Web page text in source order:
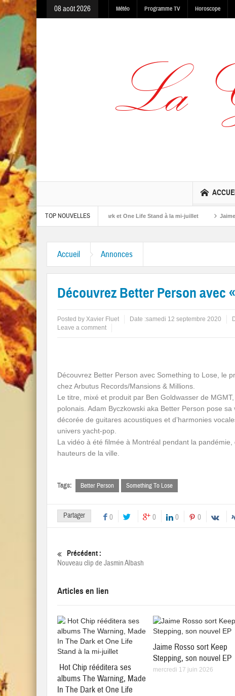
08 août 2026 Météo Programme TV Horoscope
TOP NOUVELLES
The Warning, Made In The Dark et One Life Stand à la mi-juillet Jaime
Tambourine Man” et “Like A Rolling Stone”
Accueil Annonces
Découvrez Better Person avec
Posted by Xavier Fluet Date :samedi 12 septembre 2020
Leave a comment
Découvrez Better Person avec Something to Lose, le
chez Arbutus Records/Mansions & Millions.
Le titre, mixé et produit par Ben Goldwasser de
polonais. Adam Byczkowski aka Better Person pose
décorée de guitares acoustiques et d’harmonies
univers yacht-pop.
La vidéo à été filmée à Montréal pendant la
hauteurs de la ville.
Tags: Better Person Something To Lose
Partager 0 0 0 0
Précédent :
Nouveau clip de Jasmin Albash
Articles en lien
Hot Chip rééditera ses
albums The Warning, Made
In The Dark et One Life
Jaime Rosso sort Keep
Stepping, son nouvel EP
mercredi 17 juin 2026